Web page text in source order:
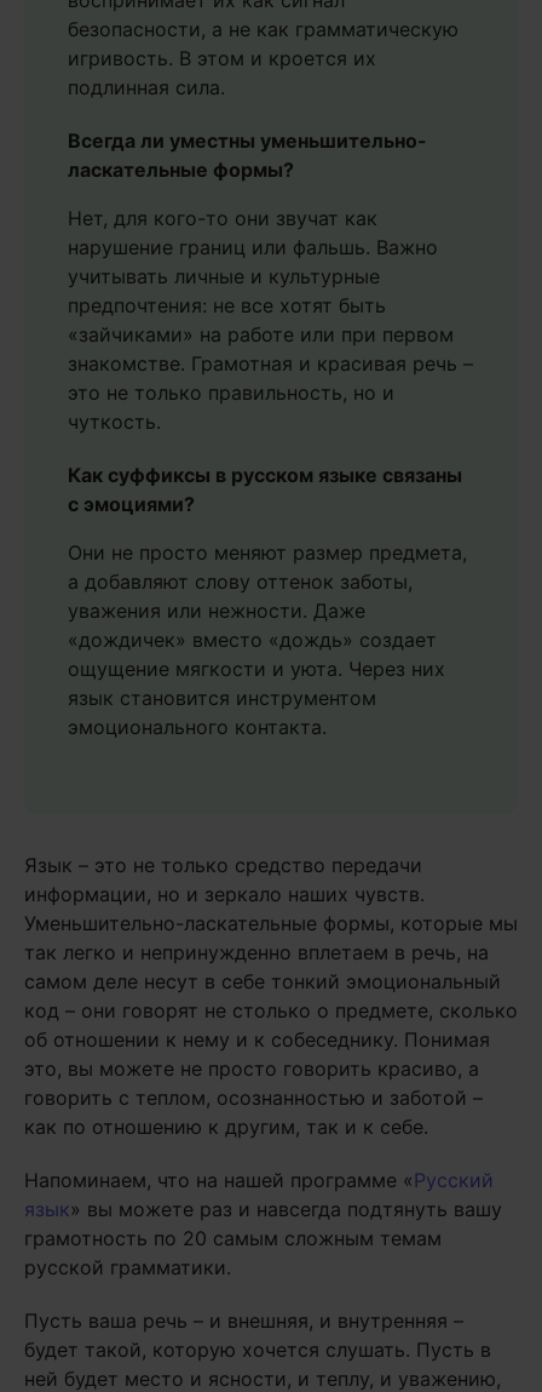
безопасности, а не как грамматическую
игривость. В этом и кроется их
подлинная сила.
Всегда ли уместны уменьшительно-
ласкательные формы?
Нет, для кого-то они звучат как
нарушение границ или фальшь. Важно
учитывать личные и культурные
предпочтения: не все хотят быть
«зайчиками» на работе или при первом
знакомстве. Грамотная и красивая речь –
это не только правильность, но и
чуткость.
Как суффиксы в русском языке связаны
с эмоциями?
Они не просто меняют размер предмета,
а добавляют слову оттенок заботы,
уважения или нежности. Даже
«дождичек» вместо «дождь» создает
ощущение мягкости и уюта. Через них
язык становится инструментом
эмоционального контакта.
Язык – это не только средство передачи
информации, но и зеркало наших чувств.
Уменьшительно-ласкательные формы, которые мы
так легко и непринужденно вплетаем в речь, на
самом деле несут в себе тонкий эмоциональный
код – они говорят не столько о предмете, сколько
об отношении к нему и к собеседнику. Понимая
это, вы можете не просто говорить красиво, а
говорить с теплом, осознанностью и заботой –
как по отношению к другим, так и к себе.
Напоминаем, что на нашей программе «Русский
язык» вы можете раз и навсегда подтянуть вашу
грамотность по 20 самым сложным темам
русской грамматики.
Пусть ваша речь – и внешняя, и внутренняя –
будет такой, которую хочется слушать. Пусть в
ней будет место и ясности, и теплу, и уважению,